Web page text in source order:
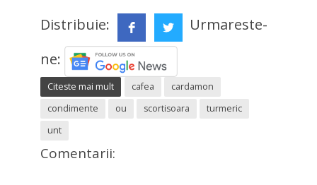
Distribuie:
Urmareste-
ne:
Citeste mai mult cafea
cardamon
condimente
ou scortisoara
turmeric
unt
Comentarii: